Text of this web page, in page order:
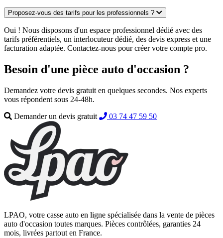
Proposez-vous des tarifs pour les professionnels ?
Oui ! Nous disposons d'un espace professionnel dédié avec des
tarifs préférentiels, un interlocuteur dédié, des devis express et une
facturation adaptée. Contactez-nous pour créer votre compte pro.
Besoin d'une pièce auto d'occasion ?
Demandez votre devis gratuit en quelques secondes. Nos experts
vous répondent sous 24-48h.
Demander un devis gratuit
03 74 47 59 50
LPAO, votre casse auto en ligne spécialisée dans la vente de pièces
auto d'occasion toutes marques. Pièces contrôlées, garanties 24
mois, livrées partout en France.